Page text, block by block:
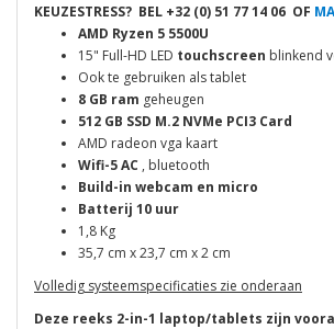
KEUZESTRESS? BEL +32 (0) 51 77 14 06 OF
AMD Ryzen 5 5500U
15" Full-HD LED touchscreen blinkend
Ook te gebruiken als tablet
8 GB ram geheugen
512 GB SSD M.2 NVMe PCI3 Card
AMD radeon vga kaart
Wifi-5 AC , bluetooth
Build-in webcam en micro
Batterij 10 uur
1,8 Kg
35,7 cm x 23,7 cm x 2 cm
Volledig systeemspecificaties zie onderaan
Deze reeks 2-in-1 laptop/tablets zijn